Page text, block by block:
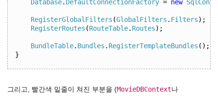
Database. DefaultConnectionFactory = new
RegisterGlobalFilters (GlobalFilters . Filters);
RegisterRoutes (RouteTable. Routes);
BundleTable. Bundles . RegisterTemplateBundles ();
}
그리고, 빨간색 밑줄이 쳐진 부분을 (MovieDBContext나